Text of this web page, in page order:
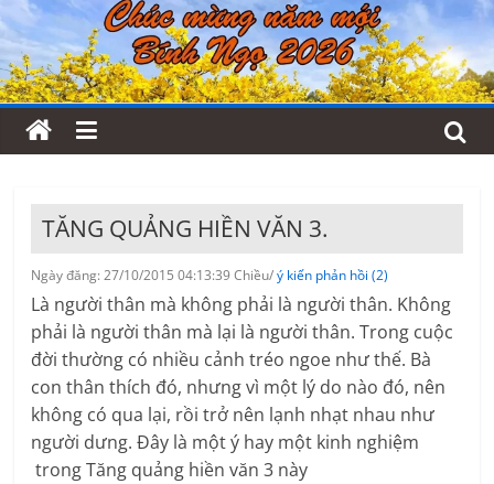
TĂNG QUẢNG HIỀN VĂN 3.
Ngày đăng: 27/10/2015 04:13:39 Chiều/ý kiến phản hồi (2)
Là người thân mà không phải là người thân. Không
phải là người thân mà lại là người thân. Trong cuộc
đời thường có nhiều cảnh tréo ngoe như thế. Bà
con thân thích đó, nhưng vì một lý do nào đó, nên
không có qua lại, rồi trở nên lạnh nhạt nhau như
người dưng. Đây là một ý hay một kinh nghiệm
trong Tăng quảng hiền văn 3 này